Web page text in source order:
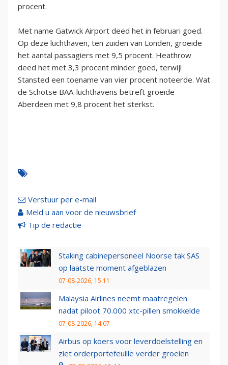
procent.
Met name Gatwick Airport deed het in februari goed.
Op deze luchthaven, ten zuiden van Londen, groeide
het aantal passagiers met 9,5 procent. Heathrow
deed het met 3,3 procent minder goed, terwijl
Stansted een toename van vier procent noteerde. Wat
de Schotse BAA-luchthavens betreft groeide
Aberdeen met 9,8 procent het sterkst.
Verstuur per e-mail
Meld u aan voor de nieuwsbrief
Tip de redactie
Staking cabinepersoneel Noorse tak SAS
op laatste moment afgeblazen
07-08-2026, 15:11
Malaysia Airlines neemt maatregelen
nadat piloot 70.000 xtc-pillen smokkelde
07-08-2026, 14:07
Airbus op koers voor leverdoelstelling en
ziet orderportefeuille verder groeien